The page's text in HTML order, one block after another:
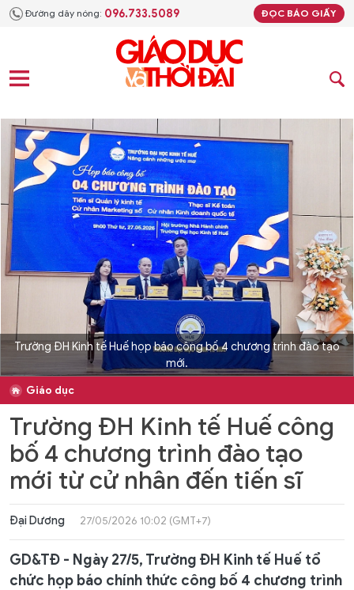
Đường dây nóng: 096.733.5089 ĐỌC BÁO GIẤY
Trường ĐH Kinh tế Huế họp báo công bố 4 chương trình đào tạo
mới.
Giáo dục
Trường ĐH Kinh tế Huế công
bố 4 chương trình đào tạo
mới từ cử nhân đến tiến sĩ
Đại Dương 27/05/2026 10:02 (GMT+7)
GD&TĐ - Ngày 27/5, Trường ĐH Kinh tế Huế tổ
chức họp báo chính thức công bố 4 chương trình